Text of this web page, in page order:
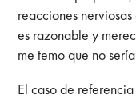
reacciones
es razonable y
me temo que no
El caso de